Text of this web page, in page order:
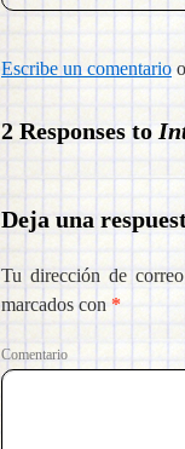
Escribe un comentario o
2 Responses to
Deja una
Tu dirección de
marcados con *